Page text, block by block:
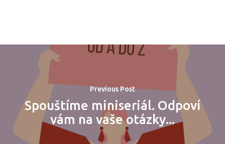
Previous Post
Spouštíme miniseriál. Odpoví
vám na vaše otázky...
Osobnosti
Aktuality
Partneři